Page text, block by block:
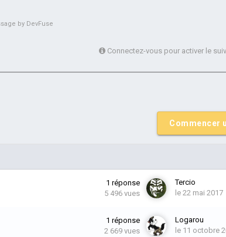
by DevFuse
Connectez-vous pour activer le
Commencer
1 réponse
5 496 vues
Tercio
le 22 mai 2017
1 réponse
2 669 vues
Logarou
le 11 octobre